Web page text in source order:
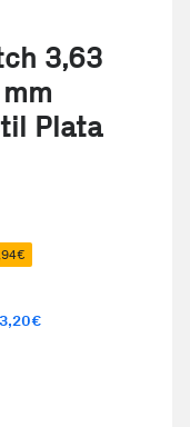
3,63
Plata